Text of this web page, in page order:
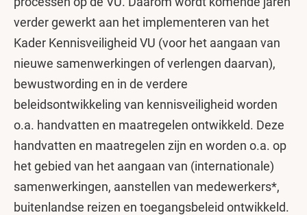
verder gewerkt aan het implementeren van het
Kader Kennisveiligheid VU (voor het aangaan van
nieuwe samenwerkingen of verlengen daarvan),
bewustwording en in de verdere
beleidsontwikkeling van kennisveiligheid worden
o.a. handvatten en maatregelen ontwikkeld. Deze
handvatten en maatregelen zijn en worden o.a. op
het gebied van het aangaan van (internationale)
samenwerkingen, aanstellen van medewerkers*,
buitenlandse reizen en toegangsbeleid ontwikkeld.